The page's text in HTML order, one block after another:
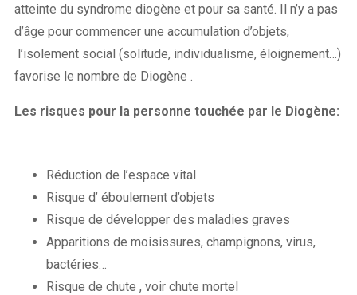
atteinte du syndrome diogène et pour sa santé. Il n’y a pas
d’âge pour commencer une accumulation d’objets,
l’isolement social (solitude, individualisme, éloignement…)
favorise le nombre de Diogène .
Les risques pour la personne touchée par le Diogène:
Réduction de l’espace vital
Risque d’ éboulement d’objets
Risque de développer des maladies graves
Apparitions de moisissures, champignons, virus,
bactéries…
Risque de chute , voir chute mortel